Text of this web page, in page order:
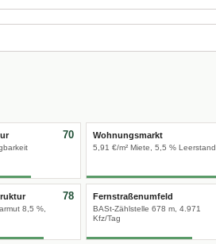
70 Wohnungsmarkt
5,91 €/m² Miete, 5,5 % Leerstand
8,5 %,
78 Fernstraßenumfeld
BASt-Zählstelle 678 m, 4.971
Kfz/Tag